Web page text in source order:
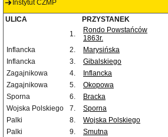
Instytut CZMP
ULICA PRZYSTANEK
1.
Rondo Powstańców
1863r.
Inflancka 2. Marysińska
Inflancka
3. Gibalskiego
Zagajnikowa
4. Inflancka
Zagajnikowa
5. Okopowa
Sporna
6. Bracka
Wojska Polskiego
7. Sporna
Palki
8. Wojska Polskiego
Palki
9. Smutna